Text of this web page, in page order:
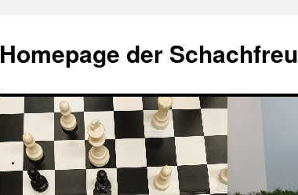
springen
Homepage der